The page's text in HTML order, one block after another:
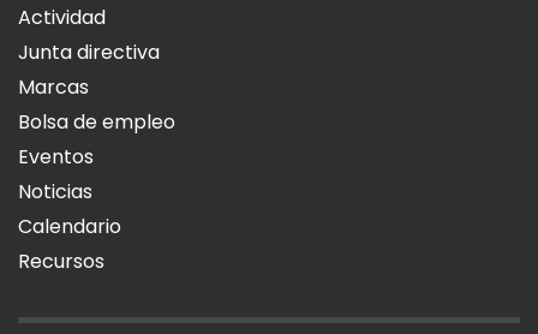
Actividad
Junta directiva
Marcas
Bolsa de empleo
Eventos
Noticias
Calendario
Recursos